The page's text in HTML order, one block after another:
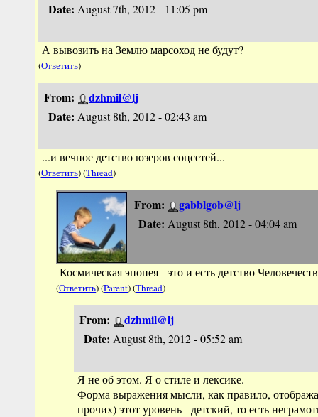
Date: August 7th, 2012 - 11:05 pm
А вывозить на Землю марсоход не будут?
(Ответить)
From:
dzhmil@lj
Date: August 8th, 2012 - 02:43 am
...и вечное детство юзеров соцсетей...
(Ответить) (Thread)
From:
gabblgob@lj
Date: August 8th, 2012 - 04:04 am
Космическая эпопея - это и есть детство
(Ответить) (Parent) (Thread)
From:
dzhmil@lj
Date: August 8th, 2012 - 05:52 am
Я не об этом. Я о стиле и лексике.
Форма выражения мысли, как правило,
прочих) этот уровень - детский, то есть